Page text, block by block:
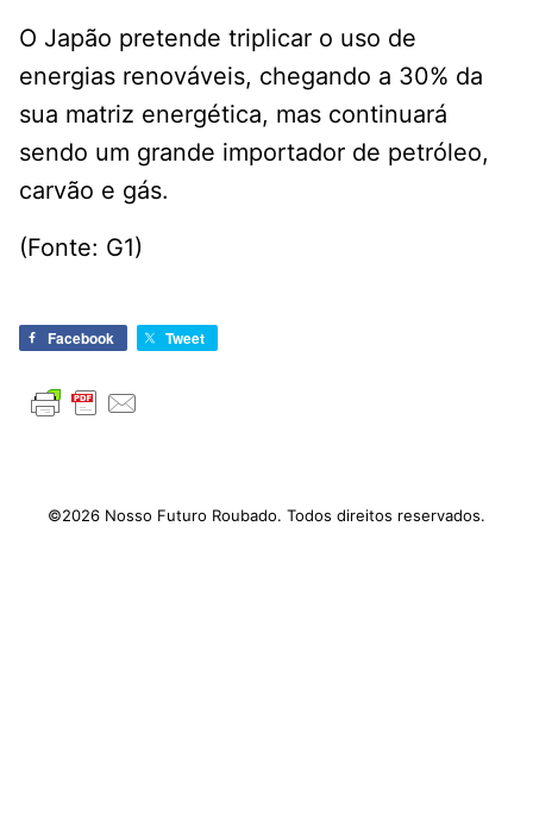
O Japão pretende triplicar o uso de
energias renováveis, chegando a 30% da
sua matriz energética, mas continuará
sendo um grande importador de petróleo,
carvão e gás.
(Fonte: G1)
Facebook Tweet
©2026 Nosso Futuro Roubado. Todos direitos reservados.